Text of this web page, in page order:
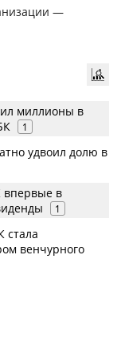
—
миллионы в
1
удвоил долю в
впервые в
1
стала
венчурного